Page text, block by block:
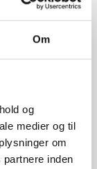
Om
og
medier og til
om
inden